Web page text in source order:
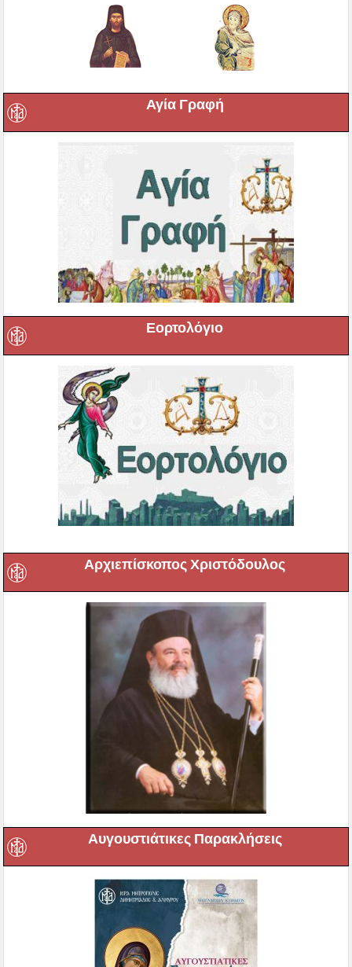
Αγία Γραφή
Εορτολόγιο
Αρχιεπίσκοπος Χριστόδουλος
Αυγουστιάτικες Παρακλήσεις